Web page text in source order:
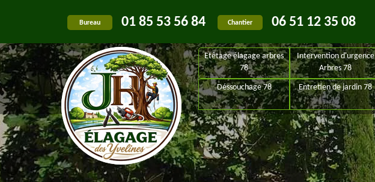
Bureau 01 85 53 56 84 Chantier 06 51 12 35 08
Etêtage élagage arbres
78
Intervention d'urgence
Arbres 78
Déssouchage 78 Entretien de jardin 78